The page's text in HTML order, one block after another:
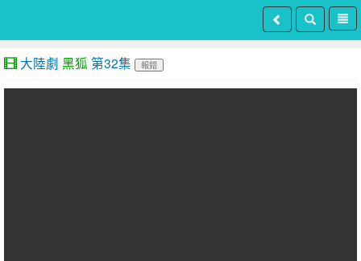
大陸劇 黑狐 第32集 報錯